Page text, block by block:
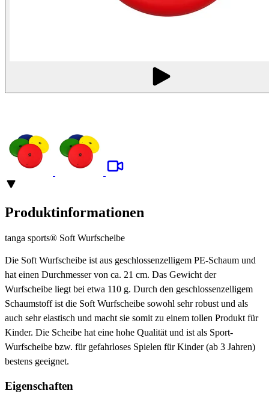
Produktinformationen
tanga sports® Soft Wurfscheibe
Die Soft Wurfscheibe ist aus geschlossenzelligem PE-Schaum und
hat einen Durchmesser von ca. 21 cm. Das Gewicht der
Wurfscheibe liegt bei etwa 110 g. Durch den geschlossenzelligem
Schaumstoff ist die Soft Wurfscheibe sowohl sehr robust und als
auch sehr elastisch und macht sie somit zu einem tollen Produkt für
Kinder. Die Scheibe hat eine hohe Qualität und ist als Sport-
Wurfscheibe bzw. für gefahrloses Spielen für Kinder (ab 3 Jahren)
bestens geeignet.
Eigenschaften